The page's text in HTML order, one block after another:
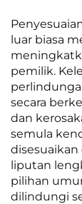
luar biasa
pemilik.
secara
dan
semula
liputan
pilihan
dilindungi